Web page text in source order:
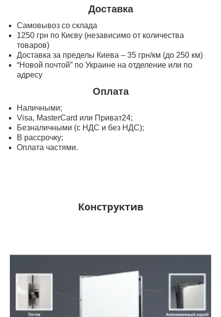
Доставка
Самовывоз со склада
1250 грн по Києву (независимо от количества
товаров)
Доставка за пределы Киева – 35 грн/км (до 250 км)
“Новой почтой” по Украине на отделение или по
адресу
Оплата
Наличными;
Visa, MasterСard или Приват24;
Безналичными (с НДС и без НДС);
В рассрочку;
Оплата частями.
Конструктив